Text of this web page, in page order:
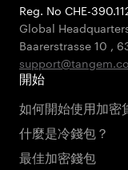
Reg. No CHE-
Global
Baarerstrasse 10 ,
開始
如何開始使用加密
什麼是冷錢包？
最佳加密錢包